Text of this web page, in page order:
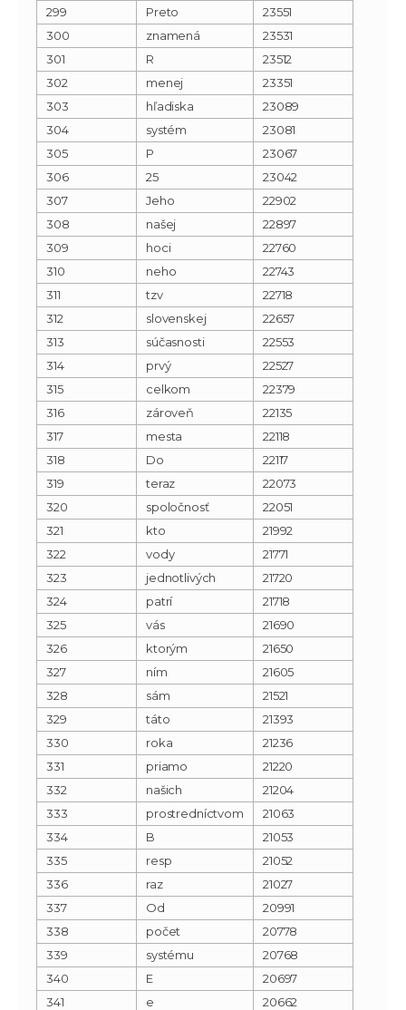
299 Preto
23551
300
znamená
23531
301
R
23512
302
menej
23351
303
hľadiska
23089
304
systém
23081
305
P
23067
306
25
23042
307
Jeho
22902
308
našej
22897
309
hoci
22760
310
neho
22743
311
tzv
22718
312
slovenskej
22657
313
súčasnosti
22553
314
prvý
22527
315
celkom
22379
316
zároveň
22135
317
mesta
22118
318
Do
22117
319
teraz
22073
320
spoločnosť
22051
321
kto
21992
322
vody
21771
323
jednotlivých
21720
324
patrí
21718
325
vás
21690
326
ktorým
21650
327
ním
21605
328
sám
21521
329
táto
21393
330
roka
21236
331
priamo
21220
332
našich
21204
333
prostredníctvom
21063
334
B
21053
335
resp
21052
336
raz
21027
337
Od
20991
338
počet
20778
339
systému
20768
340
E
20697
341
e
20662